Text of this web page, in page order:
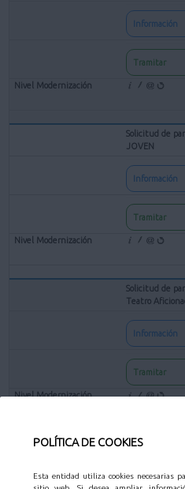
POLÍTICA DE COOKIES
Esta entidad utiliza cookies necesarias
Información
Tramitar
Solicitud de
JOVEN
Información
Tramitar
Solicitud de
Teatro
Información
Tramitar
Solicitud de